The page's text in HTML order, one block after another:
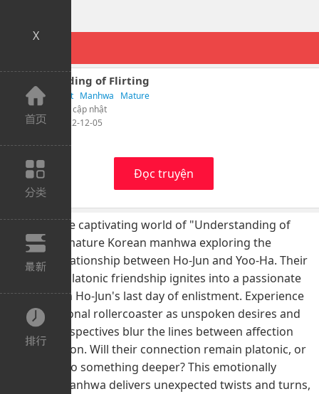
Understanding of Flirting
Từ khóa： Adult Manhwa
Mature
Tác giả： Chưa cập nhật
Cập nhật： 2022-12-05
Đọc truyện
Dive into the captivating world of "Understanding of
Flirting," a mature Korean manhwa exploring the
complex relationship between Ho-Jun and Yoo-Ha. Their
seemingly platonic friendship ignites into a passionate
romance on Ho-Jun's last day of enlistment. Experience
their emotional rollercoaster as unspoken desires and
shifting perspectives blur the lines between affection
and attraction. Will their connection remain platonic, or
blossom into something deeper? This emotionally
resonant manhwa delivers unexpected twists and turns,
X